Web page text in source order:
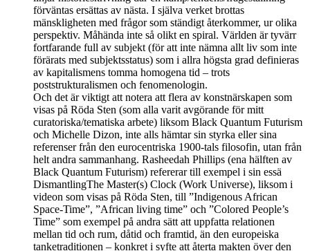
förväntas ersättas av nästa. I själva verket brottas
mänskligheten med frågor som ständigt återkommer, ur olika
perspektiv. Måhända inte så olikt en spiral. Världen är tyvärr
fortfarande full av subjekt (för att inte nämna allt liv som inte
förärats med subjektsstatus) som i allra högsta grad definieras
av kapitalismens tomma homogena tid – trots
poststrukturalismen och fenomenologin.
Och det är viktigt att notera att flera av konstnärskapen som
visas på Röda Sten (som alla varit avgörande för mitt
curatoriska/tematiska arbete) liksom Black Quantum Futurism
och Michelle Dizon, inte alls hämtar sin styrka eller sina
referenser från den eurocentriska 1900-tals filosofin, utan från
helt andra sammanhang. Rasheedah Phillips (ena hälften av
Black Quantum Futurism) refererar till exempel i sin essä
DismantlingThe Master(s) Clock (Work Universe), liksom i
videon som visas på Röda Sten, till ”Indigenous African
Space-Time”, ”African living time” och ”Colored People’s
Time” som exempel på andra sätt att uppfatta relationen
mellan tid och rum, dåtid och framtid, än den europeiska
tanketraditionen – konkret i syfte att återta makten över den